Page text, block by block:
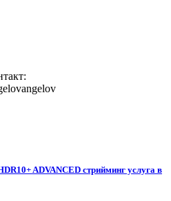
ADVANCED стрийминг услуга в